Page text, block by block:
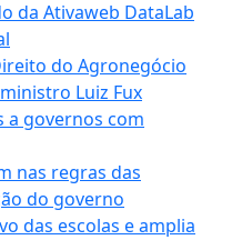
da Ativaweb DataLab
do Agronegócio
Luiz Fux
a governos com
nas regras das
do governo
das escolas e amplia